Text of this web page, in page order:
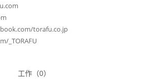
工作（0）
torafu.co.jp
_TORAFU